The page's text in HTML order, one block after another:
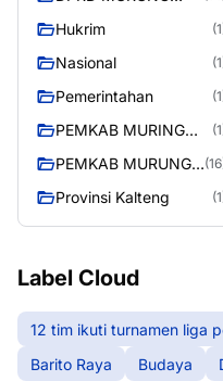
Hukrim
Nasional
Pemerintahan
PEMKAB MURING
PEMKAB MURUNG
Provinsi Kalteng
Label Cloud
12 tim ikuti turnamen liga
Barito Raya
Budaya